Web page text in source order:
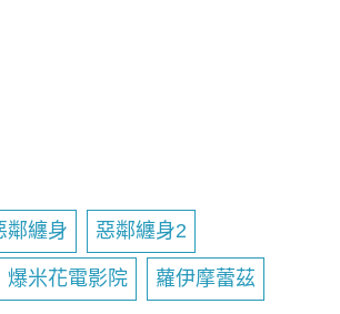
鄰纏身 惡鄰纏身2
爆米花電影院 蘿伊摩蕾茲